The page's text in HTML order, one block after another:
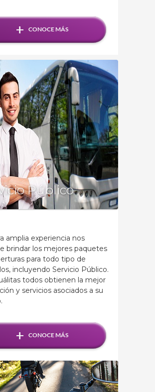
+ CONOCE MÁS
Público
amplia experiencia nos
brindar los mejores paquetes
para todo tipo de
incluyendo Servicio Público.
todos obtienen la mejor
y servicios asociados a su
+ CONOCE MÁS